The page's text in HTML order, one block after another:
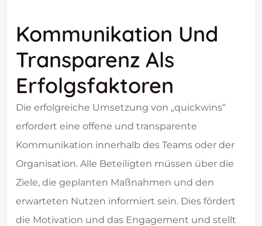
Kommunikation Und
Transparenz Als
Erfolgsfaktoren
Die erfolgreiche Umsetzung von „quickwins“
erfordert eine offene und transparente
Kommunikation innerhalb des Teams oder der
Organisation. Alle Beteiligten müssen über die
Ziele, die geplanten Maßnahmen und den
erwarteten Nutzen informiert sein. Dies fördert
die Motivation und das Engagement und stellt